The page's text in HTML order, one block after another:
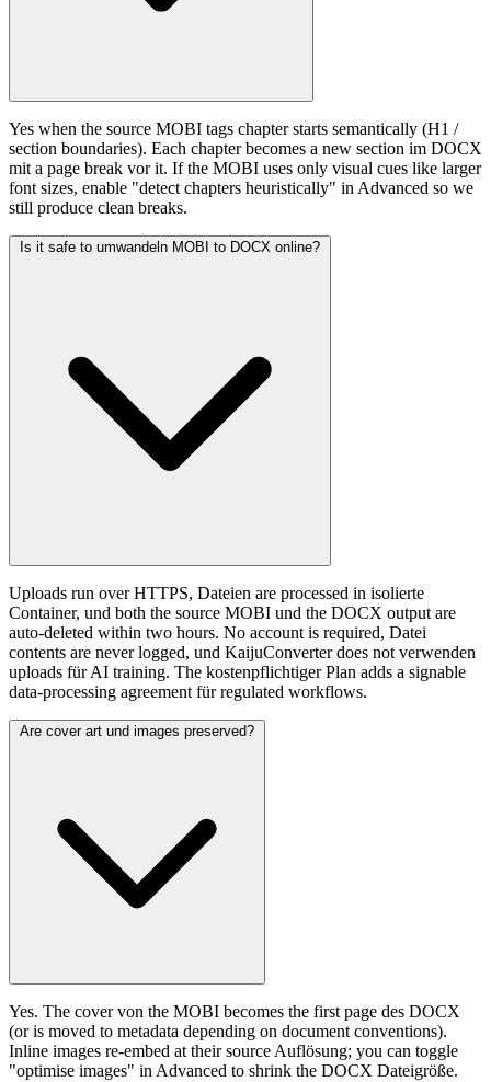
Yes when the source MOBI tags chapter starts semantically (H1 /
section boundaries). Each chapter becomes a new section im DOCX
mit a page break vor it. If the MOBI uses only visual cues like larger
font sizes, enable "detect chapters heuristically" in Advanced so we
still produce clean breaks.
Is it safe to umwandeln MOBI to DOCX online?
Uploads run over HTTPS, Dateien are processed in isolierte
Container, und both the source MOBI und the DOCX output are
auto-deleted within two hours. No account is required, Datei
contents are never logged, und KaijuConverter does not verwenden
uploads für AI training. The kostenpflichtiger Plan adds a signable
data-processing agreement für regulated workflows.
Are cover art und images preserved?
Yes. The cover von the MOBI becomes the first page des DOCX
(or is moved to metadata depending on document conventions).
Inline images re-embed at their source Auflösung; you can toggle
"optimise images" in Advanced to shrink the DOCX Dateigröße.